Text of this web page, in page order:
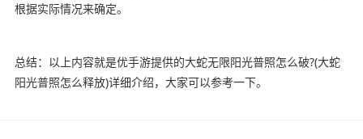
根据实际情况来确定。
总结：以上内容就是优手游提供的大蛇无限阳光普照怎么破?(大蛇
阳光普照怎么释放)详细介绍，大家可以参考一下。